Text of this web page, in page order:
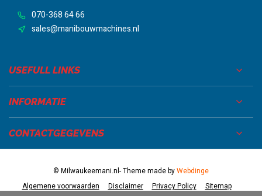
070-368 64 66
sales@manibouwmachines.nl
USEFULL LINKS
INFORMATIE
CONTACTGEGEVENS
Algemene voorwaarden Disclaimer Privacy Policy Sitemap
© Milwaukeemani.nl- Theme made byWebdinge